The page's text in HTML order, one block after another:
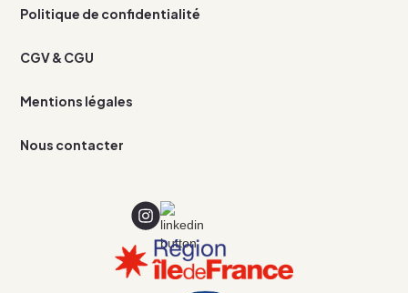
Politique de confidentialité
CGV & CGU
Mentions légales
Nous contacter